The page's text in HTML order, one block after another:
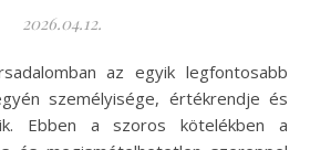
2026.04.12.
személyisége, értékrendje és
Ebben a szoros kötelékben a